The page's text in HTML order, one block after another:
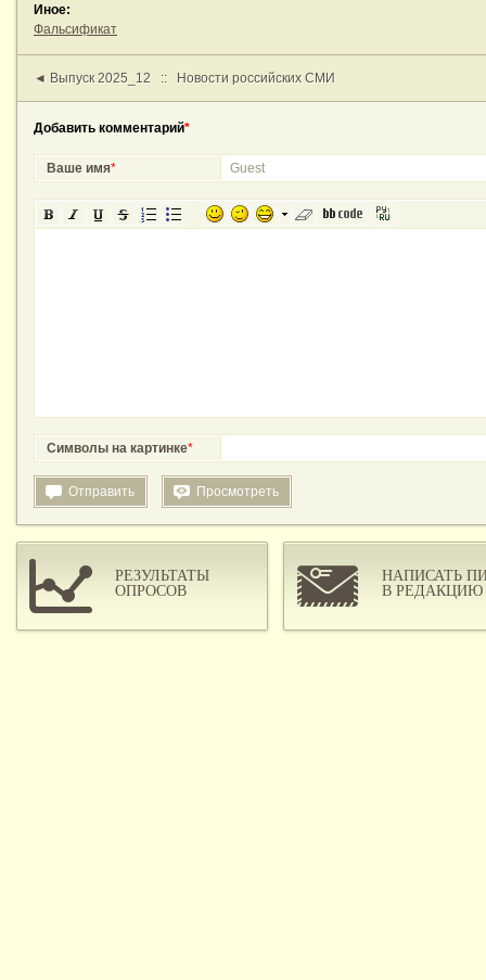
Иное:
Фальсификат
◄ Выпуск 2025_12 :: Новости российских СМИ
Добавить комментарий*
Ваше имя*
Символы на картинке*
РЕЗУЛЬТАТЫ
ОПРОСОВ
НАПИСАТЬ
В РЕДАКЦИЮ